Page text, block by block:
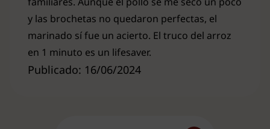
Publicado: 16/06/2024
y las brochetas no quedaron perfectas, el
marinado sí fue un acierto. El truco del arroz
en 1 minuto es un lifesaver.